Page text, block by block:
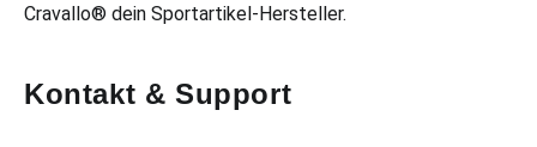
Cravallo® dein Sportartikel-Hersteller.
Kontakt & Support